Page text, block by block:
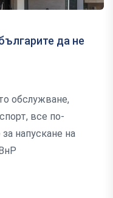
да не
обслужване,
все по-
напускане на